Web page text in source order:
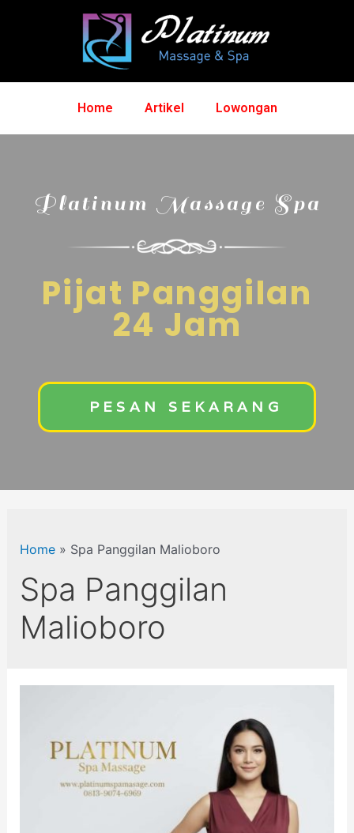
Home Artikel Lowongan
Platinum Massage Spa
Pijat Panggilan
24 Jam
PESAN SEKARANG
Home» Spa Panggilan Malioboro
Spa Panggilan
Malioboro